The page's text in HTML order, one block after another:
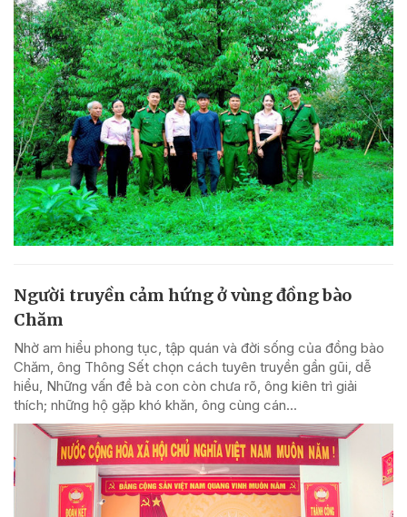
Người truyền cảm hứng ở vùng đồng bào
Chăm
Nhờ am hiểu phong tục, tập quán và đời sống của đồng bào
Chăm, ông Thông Sết chọn cách tuyên truyền gần gũi, dễ
hiểu, Những vấn đề bà con còn chưa rõ, ông kiên trì giải
thích; những hộ gặp khó khăn, ông cùng cán...